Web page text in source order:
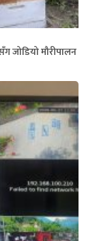
जोडियो मौरीपालन